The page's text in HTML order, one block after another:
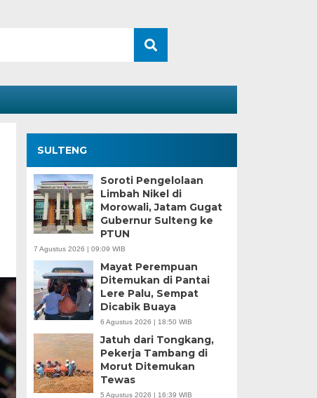
SULTENG
Soroti Pengelolaan
Limbah Nikel di
Morowali, Jatam Gugat
Gubernur Sulteng ke
PTUN
7 Agustus 2026 | 09:09 WIB
Mayat Perempuan
Ditemukan di Pantai
Lere Palu, Sempat
Dicabik Buaya
6 Agustus 2026 | 18:50 WIB
Jatuh dari Tongkang,
Pekerja Tambang di
Morut Ditemukan
Tewas
5 Agustus 2026 | 16:39 WIB